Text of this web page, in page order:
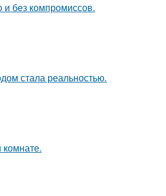
и без компромиссов.
стала реальностью.